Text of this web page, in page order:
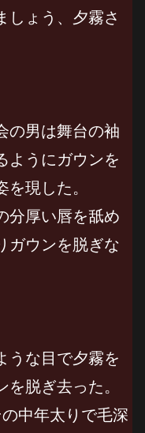
しょう、夕霧さ
の男は舞台の袖
ようにガウンを
現した。
分厚い唇を舐め
ガウンを脱ぎな
うな目で夕霧を
脱ぎ去った。
中年太りで毛深